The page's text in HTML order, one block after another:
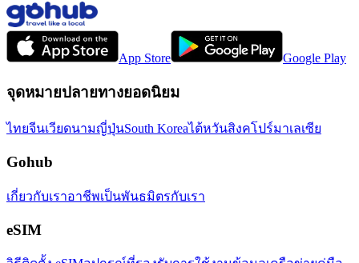
App Store Google Play
จุดหมายปลายทางยอดนิยม
ไทยจีนเวียดนามญี่ปุ่นSouth Koreaไต้หวันสิงคโปร์มาเลเซีย
Gohub
เกี่ยวกับเราอาชีพเป็นพันธมิตรกับเรา
eSIM